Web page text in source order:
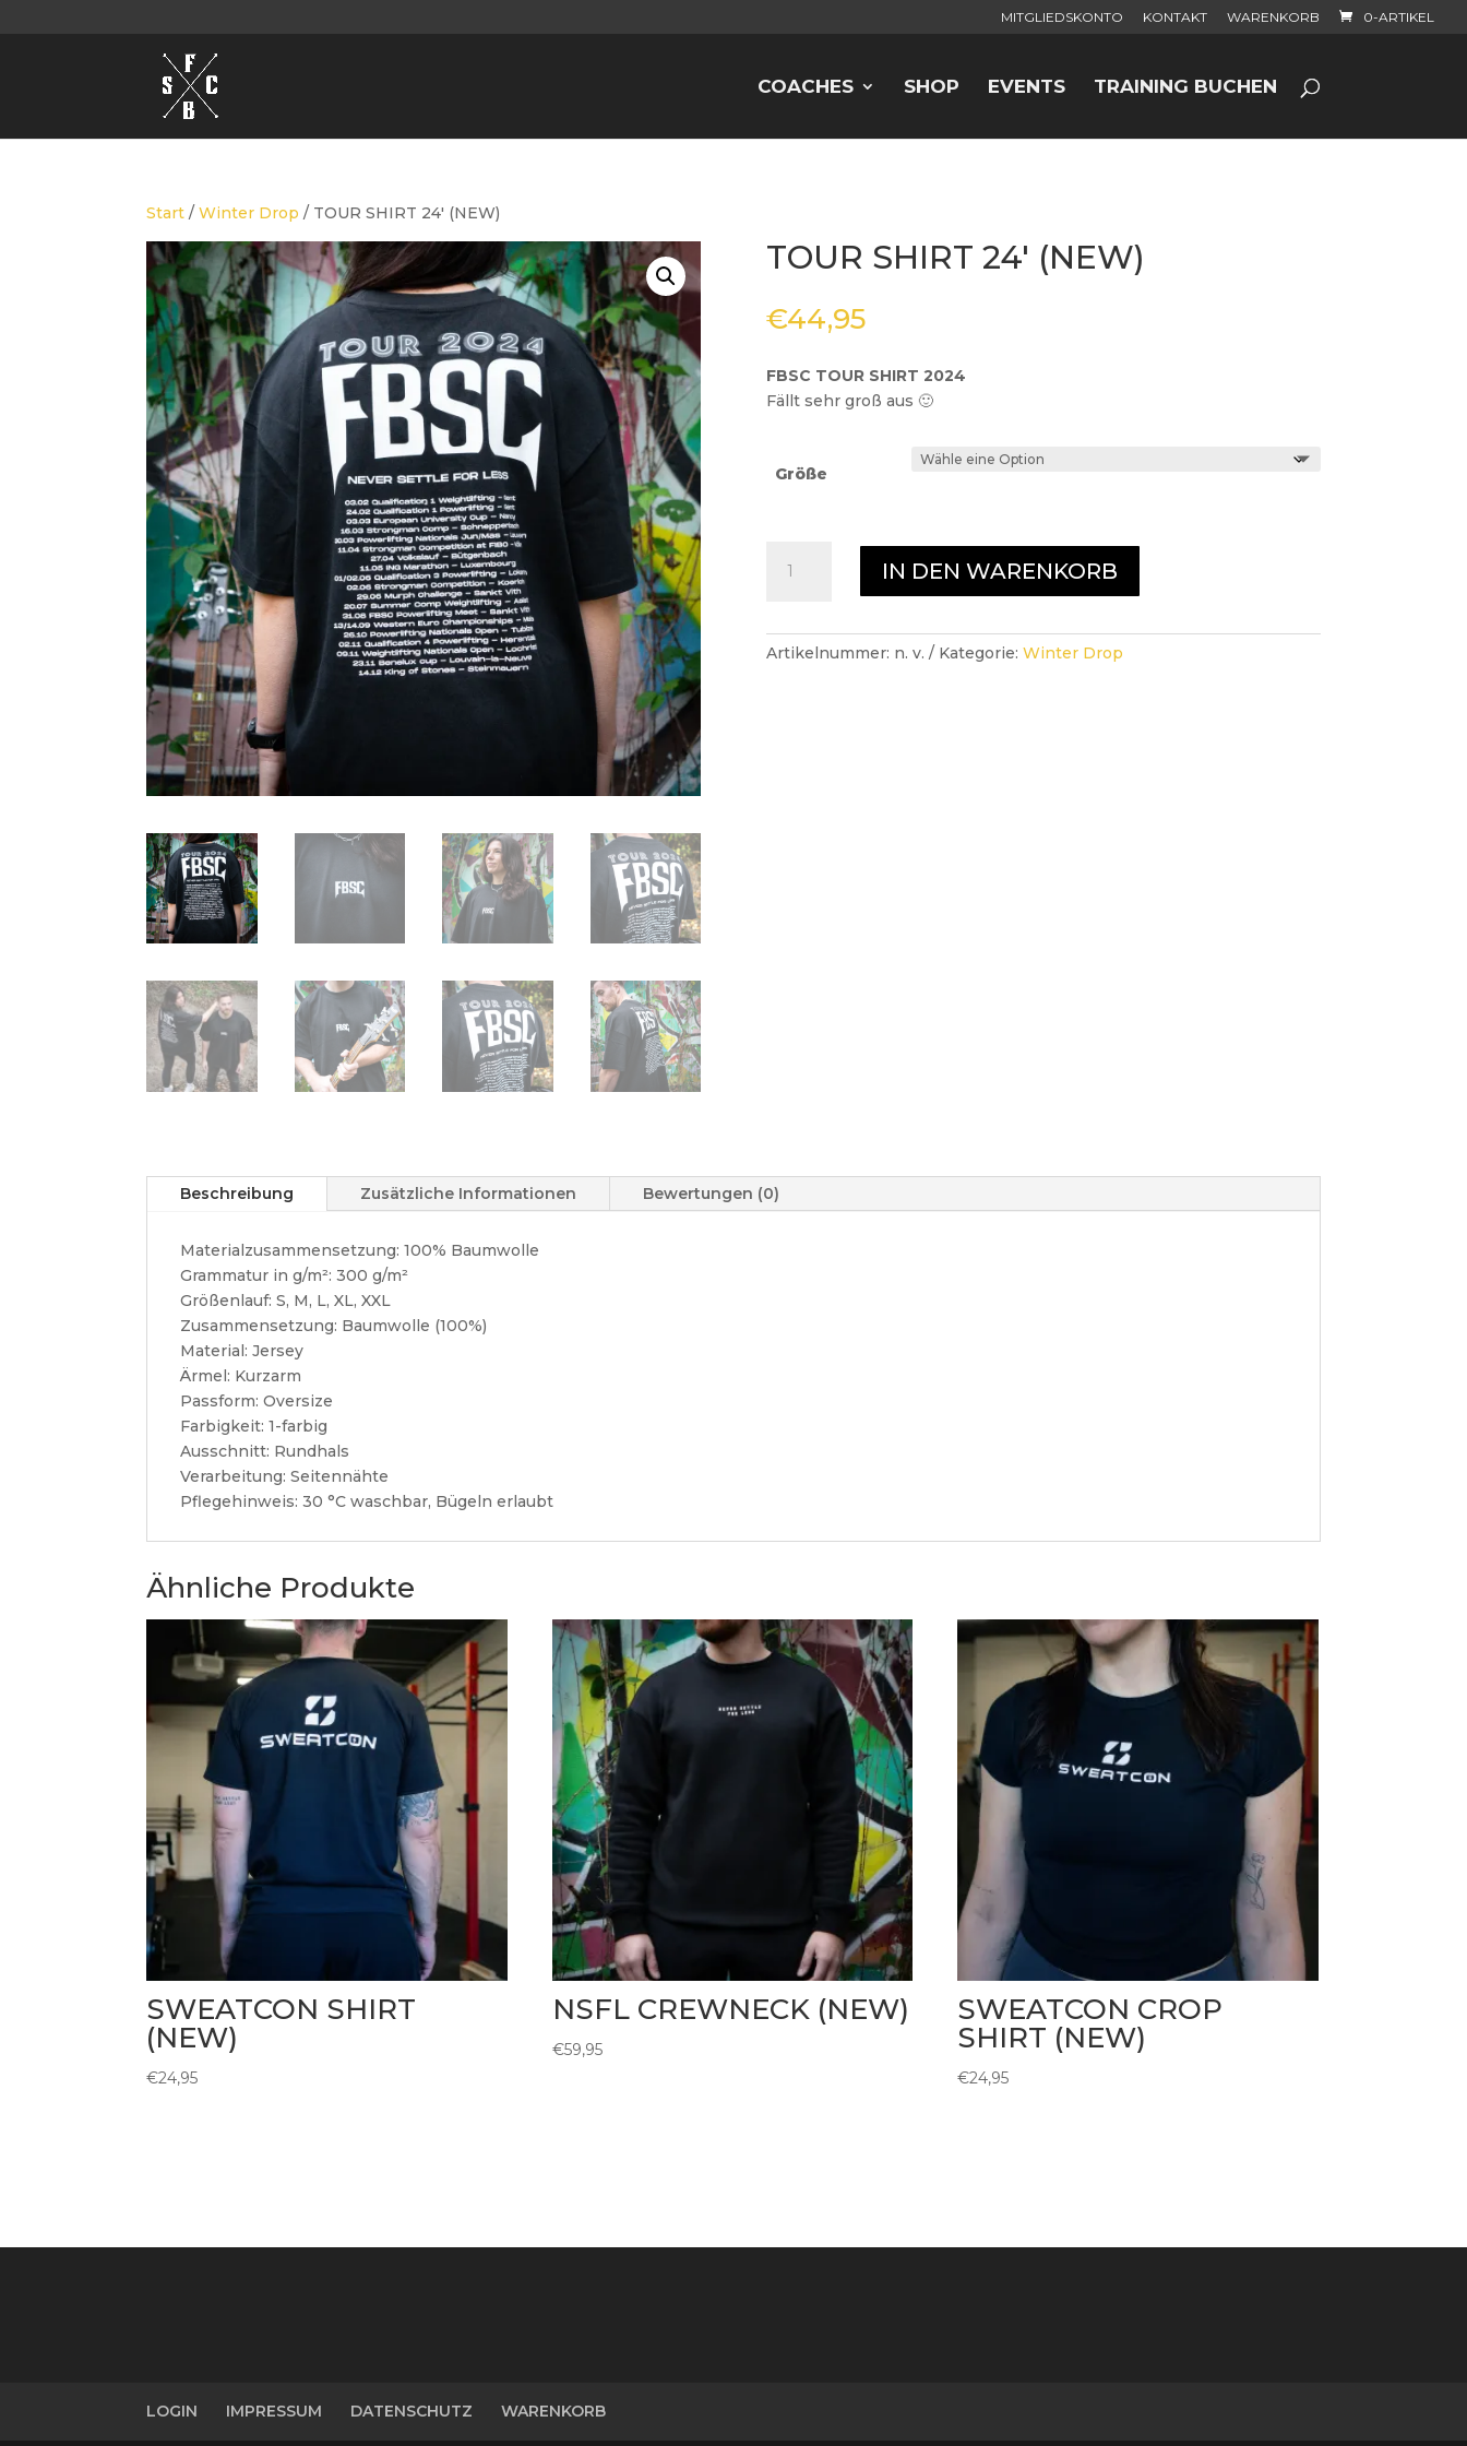
MITGLIEDSKONTO KONTAKT WARENKORB 0-ARTIKEL
COACHES SHOP EVENTS TRAINING BUCHEN
Start /Winter Drop / TOUR SHIRT 24′ (NEW)
TOUR SHIRT 24′ (NEW)
€44,95
FBSC TOUR SHIRT 2024
Fällt sehr groß aus 🙂
Größe
SHIRT
Menge
IN DEN WARENKORB
Artikelnummer: n. v. Kategorie: Winter Drop
Beschreibung Zusätzliche Informationen Bewertungen (0)
Materialzusammensetzung:100% Baumwolle
Grammatur in g/m²:300 g/m²
Größenlauf: S, M, L, XL, XXL
Zusammensetzung: Baumwolle (100%)
Material:Jersey
Ärmel: Kurzarm
Passform:Oversize
Farbigkeit:1-farbig
Ausschnitt: Rundhals
Verarbeitung:Seitennähte
Pflegehinweis:30 °C waschbar, Bügeln erlaubt
Ähnliche Produkte
SWEATCON SHIRT
(NEW)
€24,95
NSFL CREWNECK (NEW)
€59,95
SWEATCON CROP
SHIRT (NEW)
€24,95
LOGIN IMPRESSUM DATENSCHUTZ WARENKORB